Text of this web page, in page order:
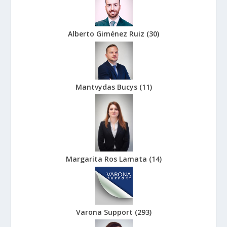
Alberto Giménez Ruiz (30)
Mantvydas Bucys (11)
Margarita Ros Lamata (14)
Varona Support (293)